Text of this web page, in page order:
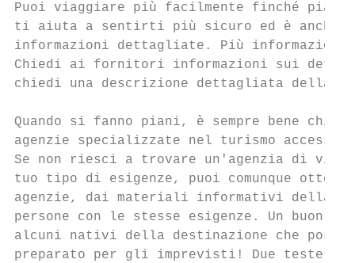
Puoi viaggiare più facilmente finché
ti aiuta a sentirti più sicuro ed è anche
informazioni dettagliate. Più
Chiedi ai fornitori informazioni sui
chiedi una descrizione dettagliata della
Quando si fanno piani, è sempre bene
agenzie specializzate nel turismo
Se non riesci a trovare un'agenzia di
tuo tipo di esigenze, puoi comunque
agenzie, dai materiali informativi della
persone con le stesse esigenze. Un buon
alcuni nativi della destinazione che
preparato per gli imprevisti! Due teste